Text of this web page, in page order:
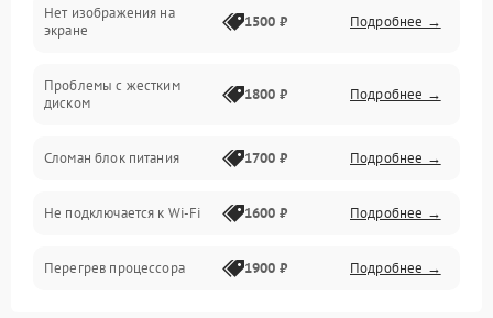
Прочие специфичные проблемы
Нет изображения на
экране
1500 ₽ Подробнее →
Проблемы с жестким
диском
1800 ₽ Подробнее →
Сломан блок питания 1700 ₽ Подробнее →
Не подключается к Wi-Fi 1600 ₽ Подробнее →
Перегрев процессора 1900 ₽ Подробнее →